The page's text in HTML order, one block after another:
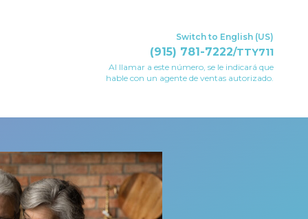
Switch to English (US)
(915) 781-7222/TTY711
Al llamar a este número, se le indicará que
hable con un agente de ventas autorizado.